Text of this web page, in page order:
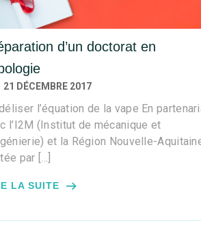
d’un doctorat en
21 DÉCEMBRE 2017
l’équation de la vape En
l’I2M (Institut de mécanique et
et la Région Nouvelle-
par […]
LA SUITE